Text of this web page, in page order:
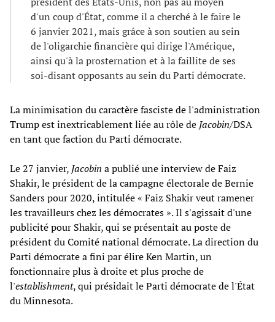
d'un coup d'État, comme il a cherché à le faire le
6 janvier 2021, mais grâce à son soutien au sein
de l'oligarchie financière qui dirige l'Amérique,
ainsi qu'à la prosternation et à la faillite de ses
soi-disant opposants au sein du Parti démocrate.
La minimisation du caractère fasciste de l'administration
Trump est inextricablement liée au rôle de Jacobin/DSA
en tant que faction du Parti démocrate.
Le 27 janvier, Jacobin a publié une interview de Faiz
Shakir, le président de la campagne électorale de Bernie
Sanders pour 2020, intitulée « Faiz Shakir veut ramener
les travailleurs chez les démocrates ». Il s'agissait d'une
publicité pour Shakir, qui se présentait au poste de
président du Comité national démocrate. La direction du
Parti démocrate a fini par élire Ken Martin, un
fonctionnaire plus à droite et plus proche de
l'establishment, qui présidait le Parti démocrate de l'État
du Minnesota.